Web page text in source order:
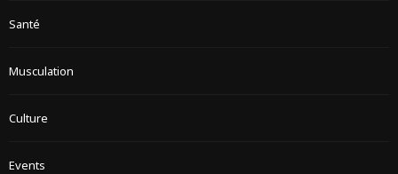
Santé
Musculation
Culture
Events